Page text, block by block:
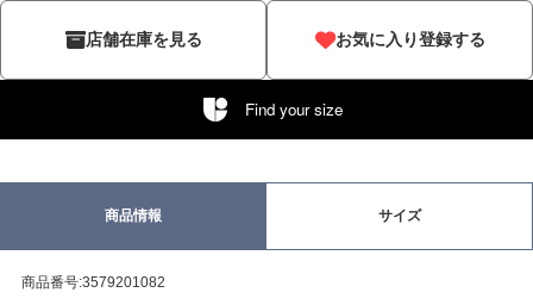
店舗在庫を見る お気に入り登録する
Find your size
商品情報 サイズ
商品番号:3579201082